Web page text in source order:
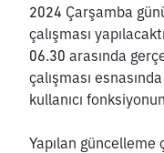
2024 Çarşamba
çalışması
06.30 arasında
çalışması
kullanıcı
Yapılan güncelleme